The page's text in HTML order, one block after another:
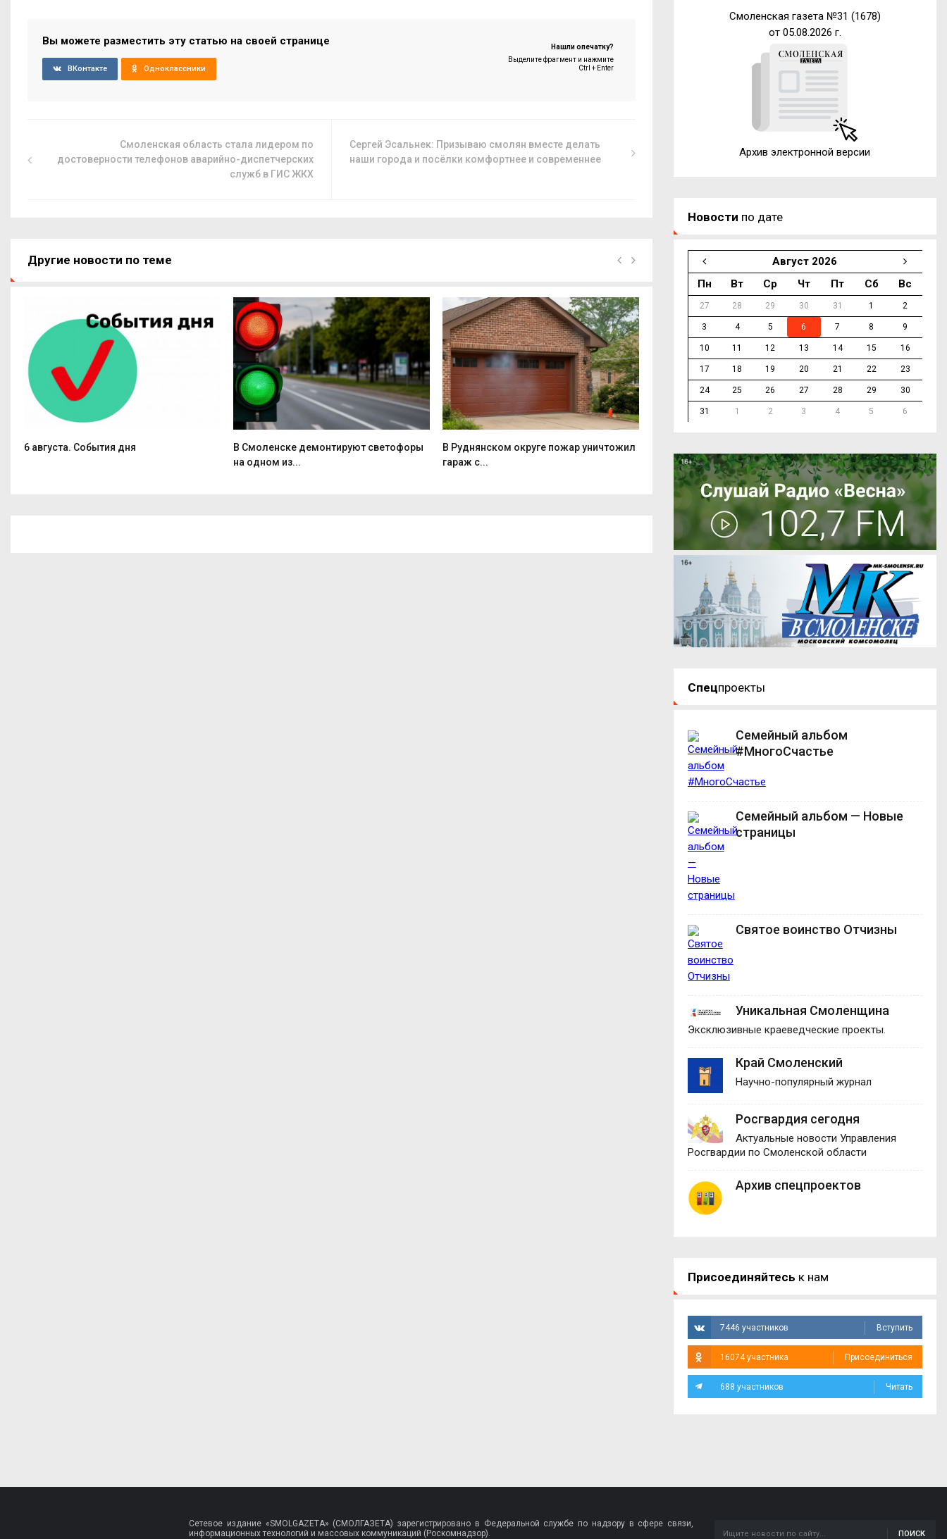
Вы можете разместить эту статью на своей странице
ВКонтакте Одноклассники
Нашли опечатку?
Выделите фрагмент и нажмите
Ctrl + Enter
Смоленская область стала лидером по
достоверности телефонов аварийно-диспетчерских
служб в ГИС ЖКХ
Сергей Эсальнек: Призываю смолян вместе делать
наши города и посёлки комфортнее и современнее
Другие новости по теме
6 августа. События дня
В Смоленске демонтируют светофоры
на одном из...
В Руднянском округе пожар уничтожил
гараж с...
международном...
«ГастроЛето в...
Смоленская газета №31 (1678)
от 05.08.2026 г.
Архив электронной версии
Новости по дате
Август 2026
Пн
Вт Ср Чт Пт Сб Вс
27 28 29 30 31 1 2
3 4 5 6 7 8 9
10 11 12 13 14 15 16
17 18 19 20 21 22 23
24 25 26 27 28 29 30
31 1 2 3 4 5 6
Спецпроекты
Семейный альбом
#МногоСчастье
Семейный альбом — Новые
страницы
Святое воинство Отчизны
Уникальная Смоленщина
Эксклюзивные краеведческие проекты.
Край Смоленский
Научно-популярный журнал
Росгвардия сегодня
Актуальные новости Управления
Росгвардии по Смоленской области
Архив спецпроектов
Присоединяйтесь к нам
7446 участников Вступить
16074 участника Присоединиться
688 участников Читать
Сетевое издание «SMOLGAZETA» (СМОЛГАЗЕТА) зарегистрировано в Федеральной службе по надзору в сфере связи,
информационных технологий и массовых коммуникаций (Роскомнадзор).
ПОИСК